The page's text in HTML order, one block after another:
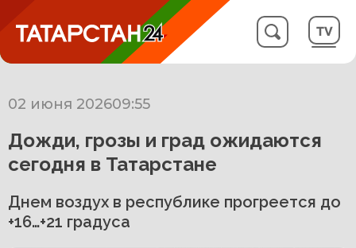
02 июня 202609:55
Дожди, грозы и град ожидаются
сегодня в Татарстане
Днем воздух в республике прогреется до
+16…+21 градуса